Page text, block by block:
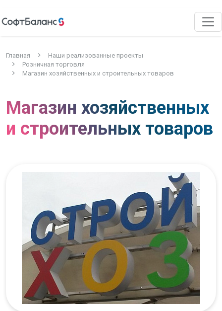
Главная
Наши реализованные проекты
Розничная торговля
Магазин хозяйственных и строительных товаров
Магазин хозяйственных
и строительных товаров